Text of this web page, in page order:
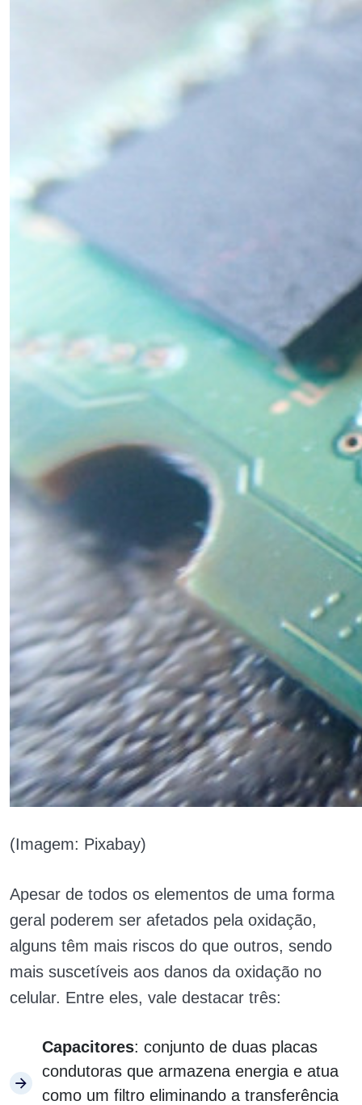
(Imagem: Pixabay)
Apesar de todos os elementos de uma forma
geral poderem ser afetados pela oxidação,
alguns têm mais riscos do que outros, sendo
mais suscetíveis aos danos da oxidação no
celular. Entre eles, vale destacar três:
Capacitores: conjunto de duas placas
condutoras que armazena energia e atua
como um filtro eliminando a transferência